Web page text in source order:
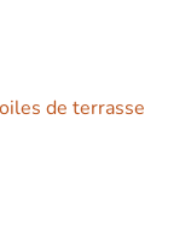
de terrasse